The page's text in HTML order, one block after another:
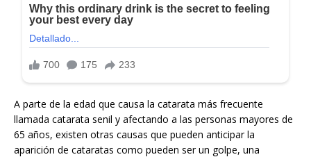
A parte de la edad que causa la catarata más frecuente
llamada catarata senil y afectando a las personas mayores de
65 años, existen otras causas que pueden anticipar la
aparición de cataratas como pueden ser un golpe, una